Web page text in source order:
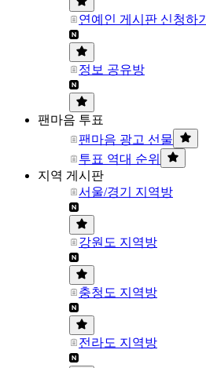
연예인 게시판 신청하기
정보 공유방
팬마음 투표
팬마음 광고 선물
투표 역대 순위
지역 게시판
서울/경기 지역방
강원도 지역방
충청도 지역방
전라도 지역방